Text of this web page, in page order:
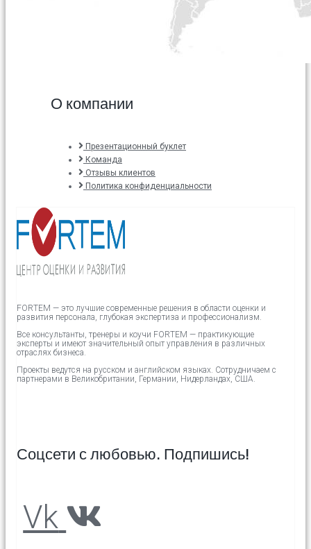
О компании
Презентационный буклет
Команда
Отзывы клиентов
Политика конфиденциальности
FORTEM — это лучшие современные решения в области оценки и
развития персонала, глубокая экспертиза и профессионализм.
Все консультанты, тренеры и коучи FORTEM — практикующие
эксперты и имеют значительный опыт управления в различных
отраслях бизнеса.
Проекты ведутся на русском и английском языках. Сотрудничаем с
партнерами в Великобритании, Германии, Нидерландах, США.
Соцсети с любовью. Подпишись!
Vk